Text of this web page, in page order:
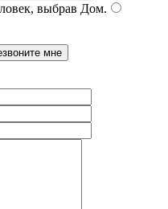
выбрав Дом.